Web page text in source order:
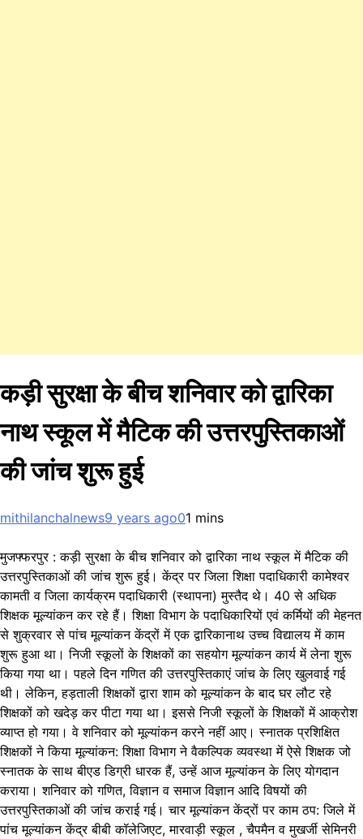
कड़ी सुरक्षा के बीच शनिवार को द्वारिका
नाथ स्कूल में मैटिक की उत्तरपुस्तिकाओं
की जांच शुरू हुई
mithilanchalnews9 years ago01 mins
मुजफ्फरपुर : कड़ी सुरक्षा के बीच शनिवार को द्वारिका नाथ स्कूल में मैटिक की
उत्तरपुस्तिकाओं की जांच शुरू हुई। केंद्र पर जिला शिक्षा पदाधिकारी कामेश्वर
कामती व जिला कार्यक्रम पदाधिकारी (स्थापना) मुस्तैद थे। 40 से अधिक
शिक्षक मूल्यांकन कर रहे हैं। शिक्षा विभाग के पदाधिकारियों एवं कर्मियों की मेहनत
से शुक्रवार से पांच मूल्यांकन केंद्रों में एक द्वारिकानाथ उच्च विद्यालय में काम
शुरू हुआ था। निजी स्कूलों के शिक्षकों का सहयोग मूल्यांकन कार्य में लेना शुरू
किया गया था। पहले दिन गणित की उत्तरपुस्तिकाएं जांच के लिए खुलवाई गई
थी। लेकिन, हड़ताली शिक्षकों द्वारा शाम को मूल्यांकन के बाद घर लौट रहे
शिक्षकों को खदेड़ कर पीटा गया था। इससे निजी स्कूलों के शिक्षकों में आक्रोश
व्याप्त हो गया। वे शनिवार को मूल्यांकन करने नहीं आए। स्नातक प्रशिक्षित
शिक्षकों ने किया मूल्यांकन: शिक्षा विभाग ने वैकल्पिक व्यवस्था में ऐसे शिक्षक जो
स्नातक के साथ बीएड डिग्री धारक हैं, उन्हें आज मूल्यांकन के लिए योगदान
कराया। शनिवार को गणित, विज्ञान व समाज विज्ञान आदि विषयों की
उत्तरपुस्तिकाओं की जांच कराई गई। चार मूल्यांकन केंद्रों पर काम ठप: जिले में
पांच मूल्यांकन केंद्र बीबी कॉलेजिएट, मारवाड़ी स्कूल , चैपमैन व मुखर्जी सेमिनरी